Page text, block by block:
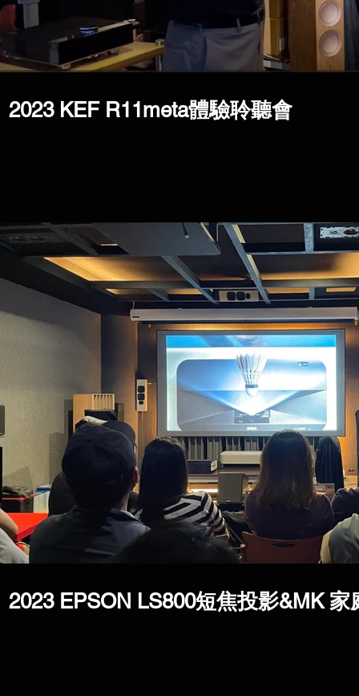
2023 KEF R11meta體驗聆聽會
2023 EPSON LS800短焦投影&MK 家